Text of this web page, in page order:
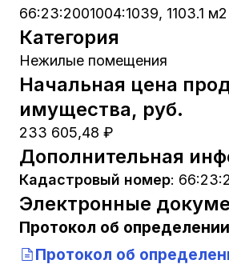
66:23:2001004:1039, 1103.1 м2
Категория
Нежилые помещения
Начальная цена
имущества, руб.
233 605,48 ₽
Дополнительная
Кадастровый номер:
Электронные
Протокол об
Протокол об